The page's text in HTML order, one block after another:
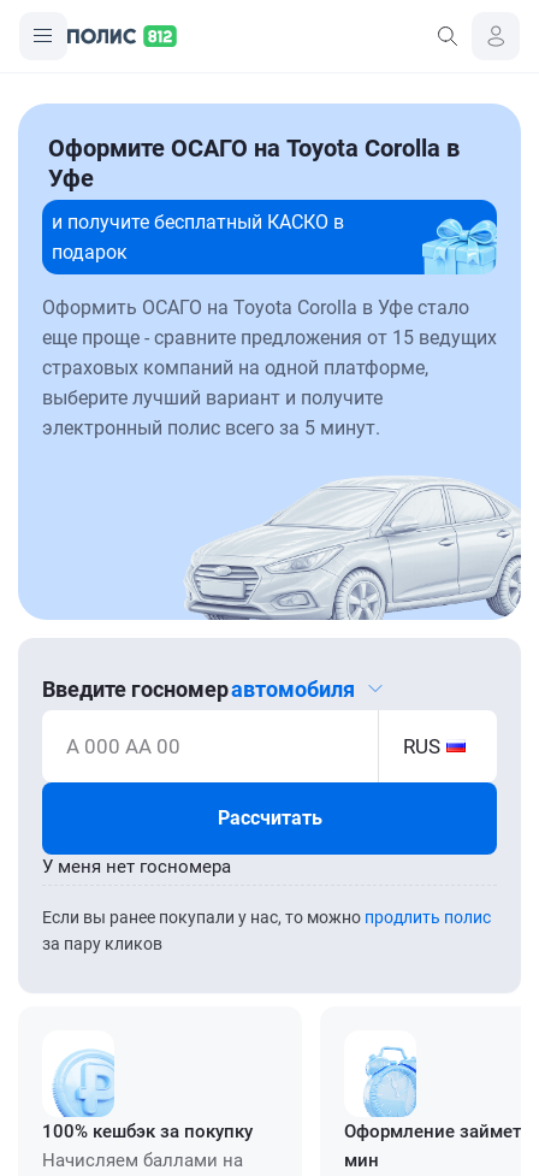
Оформите ОСАГО на Toyota Corolla в
Уфе
и получите бесплатный КАСКО в
подарок
Оформить ОСАГО на Toyota Corolla в Уфе стало
еще проще - сравните предложения от 15 ведущих
страховых компаний на одной платформе,
выберите лучший вариант и получите
электронный полис всего за 5 минут.
Введите госномеравтомобиля
А 000 АА 00 RUS
Рассчитать
Если вы ранее покупали у нас, то можно продлить полис
за пару кликов
У меня нет госномера
100% кешбэк за покупку
Начисляем баллами на
Оформление займет
мин